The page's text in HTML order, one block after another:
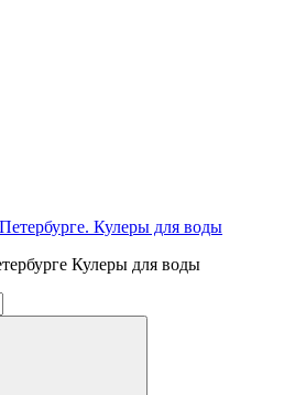
Кулеры для воды